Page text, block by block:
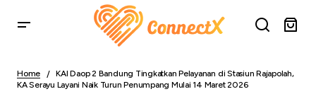
Rajapolah, KA Serayu Layani Naik Turun Penumpang
Mulai 14 Maret 2026
Home
KAI Daop 2 Bandung Tingkatkan Pelayanan di Stasiun Rajapolah,
KA Serayu Layani Naik Turun Penumpang Mulai 14 Maret 2026